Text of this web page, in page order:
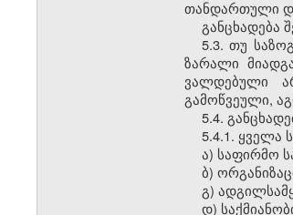
თანდართული
განცხადება
5.3. თუ
ზარალი
ვალდებული
გამოწვეული,
5.4.
5.4.1. ყველა
ა) საფირმო
ბ)
გ)
დ)